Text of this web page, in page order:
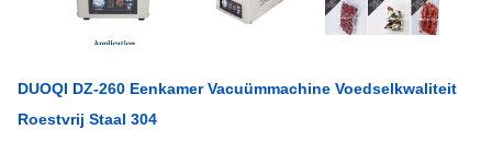
DUOQI DZ-260 Eenkamer Vacuümmachine Voedselkwaliteit
Roestvrij Staal 304